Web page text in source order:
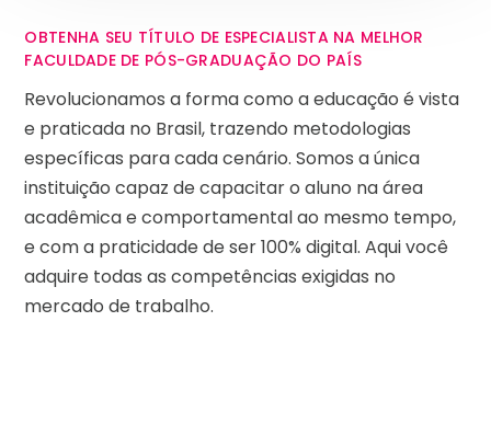
OBTENHA SEU TÍTULO DE ESPECIALISTA NA MELHOR
FACULDADE DE PÓS-GRADUAÇÃO DO PAÍS
Revolucionamos a forma como a educação é vista
e praticada no Brasil, trazendo metodologias
específicas para cada cenário. Somos a única
instituição capaz de capacitar o aluno na área
acadêmica e comportamental ao mesmo tempo,
e com a praticidade de ser 100% digital. Aqui você
adquire todas as competências exigidas no
mercado de trabalho.